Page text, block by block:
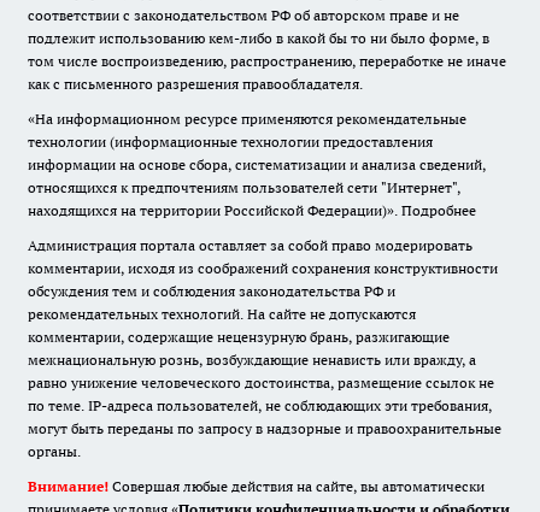
соответствии с законодательством РФ об авторском праве и не
подлежит использованию кем-либо в какой бы то ни было форме, в
том числе воспроизведению, распространению, переработке не иначе
как с письменного разрешения правообладателя.
«На информационном ресурсе применяются рекомендательные
технологии (информационные технологии предоставления
информации на основе сбора, систематизации и анализа сведений,
относящихся к предпочтениям пользователей сети "Интернет",
находящихся на территории Российской Федерации)». Подробнее
Администрация портала оставляет за собой право модерировать
комментарии, исходя из соображений сохранения конструктивности
обсуждения тем и соблюдения законодательства РФ и
рекомендательных технологий. На сайте не допускаются
комментарии, содержащие нецензурную брань, разжигающие
межнациональную рознь, возбуждающие ненависть или вражду, а
равно унижение человеческого достоинства, размещение ссылок не
по теме. IP-адреса пользователей, не соблюдающих эти требования,
могут быть переданы по запросу в надзорные и правоохранительные
органы.
Внимание! Совершая любые действия на сайте, вы автоматически